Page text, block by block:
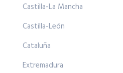
Castilla-La Mancha
Castilla-León
Cataluña
Extremadura